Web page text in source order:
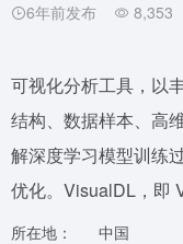
6年前发布 8,353
可视化分析工具，以
结构、数据样本、高
解深度学习模型训练
优化。VisualDL，即
所在地：
中国